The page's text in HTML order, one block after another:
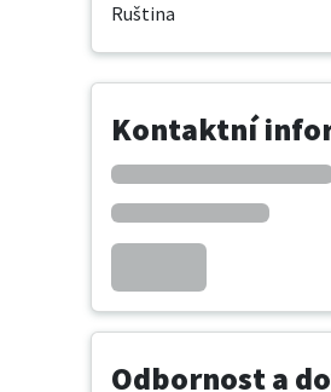
Ruština
Kontaktní
Odbornost a